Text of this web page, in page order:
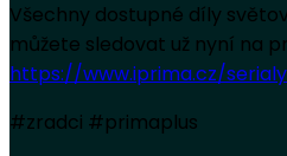
Všechny dostupné díly
můžete sledovat už nyní na
https://www.iprima.cz/
#zradci #primaplus